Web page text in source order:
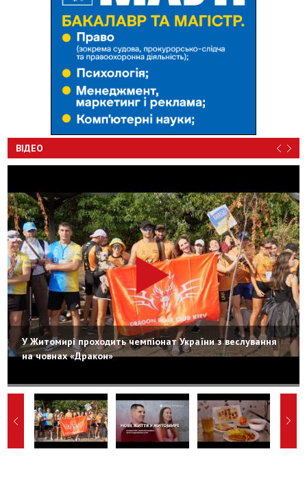
ВІДЕО
У Житомирі проходить чемпіонат України з веслування
на човнах «Дракон»